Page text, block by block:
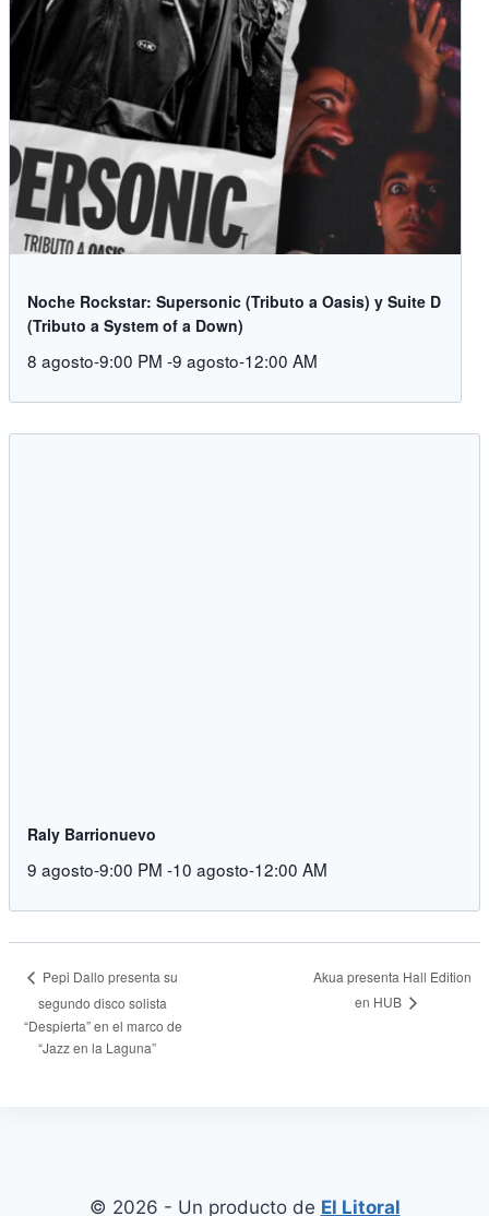
Noche Rockstar: Supersonic (Tributo a Oasis) y Suite D
(Tributo a System of a Down)
8 agosto-9:00 PM -9 agosto-12:00 AM
Raly Barrionuevo
9 agosto-9:00 PM -10 agosto-12:00 AM
Pepi Dallo presenta su
segundo disco solista
“Despierta” en el marco de
“Jazz en la Laguna”
Akua presenta Hall Edition
en HUB
© 2026 - Un producto de El Litoral